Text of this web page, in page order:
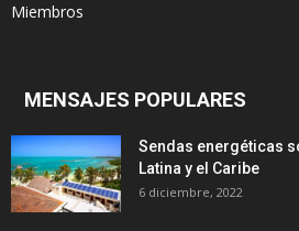
Miembros
MENSAJES POPULARES
Sendas energéticas
Latina y el Caribe
6 diciembre, 2022